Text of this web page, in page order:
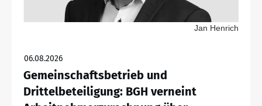
Jan Henrich
06.08.2026
Gemeinschaftsbetrieb und
Drittelbeteiligung: BGH verneint